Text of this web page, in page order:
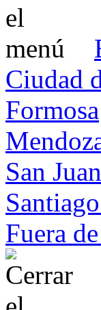
Ciudad
Formosa
San Juan
Fuera